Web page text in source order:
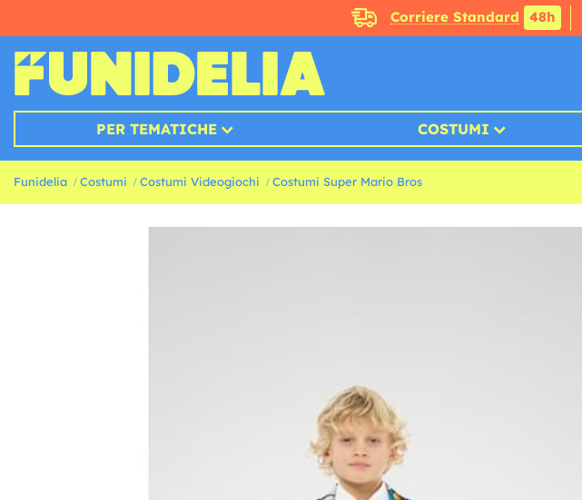
Corriere Standard 48h
PER TEMATICHE COSTUMI
Funidelia Costumi Costumi Videogiochi Costumi Super Mario Bros